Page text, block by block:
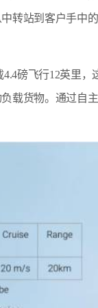
转站到客户手中
4.4磅飞行12英里
载货物。通过自